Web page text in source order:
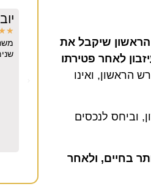
הראשון שיקבל את
לאחר פטירתו
הראשון, ואינו
וביחס לנכסים
בחיים, ולאחר
לי לומר שאלינור בנאדם.
לי חיבור וכימיה איתה.
נעימה, ישרה לא חיפשה
בדרך היפה בלי משפטים
דין מנוסה עם סופררר הבנה
הביאה אותי למקום
★